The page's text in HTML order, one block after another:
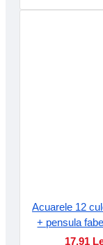
Acuarele 12
+ pensula
17.91